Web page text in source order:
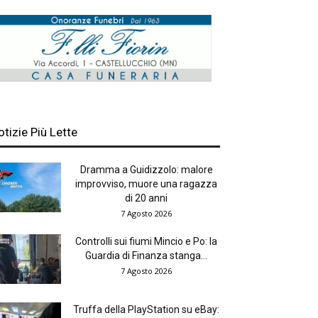
Più Lette
Dramma a Guidizzolo: malore
improvviso, muore una ragazza
di 20 anni
7 Agosto 2026
Controlli sui fiumi Mincio e Po: la
Guardia di Finanza stanga...
7 Agosto 2026
Truffa della PlayStation su eBay: